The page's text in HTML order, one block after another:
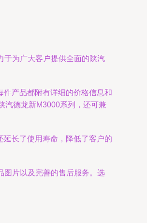
于为广大客户提供全面的陕汽
产品都附有详细的价格信息和
汽德龙新M3000系列，还可兼
长了使用寿命，降低了客户的
图片以及完善的售后服务。选